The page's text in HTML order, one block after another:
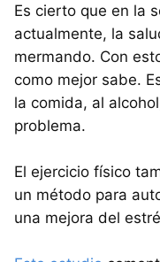
Es cierto que en la
actualmente, la
mermando. Con
como mejor sabe.
la comida, al
problema.
El ejercicio físico
un método para
una mejora del